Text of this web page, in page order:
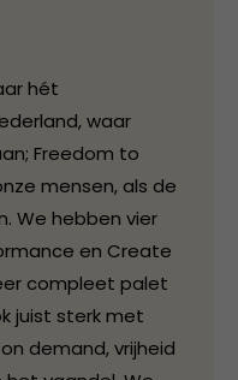
hét
waar
Freedom to
mensen, als de
We hebben vier
en Create
compleet palet
juist sterk met
demand, vrijheid